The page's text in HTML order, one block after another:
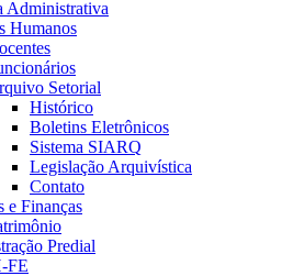
Administrativa
Humanos
Setorial
Histórico
Boletins Eletrônicos
Sistema SIARQ
Legislação Arquivística
Contato
e Finanças
Predial
FE